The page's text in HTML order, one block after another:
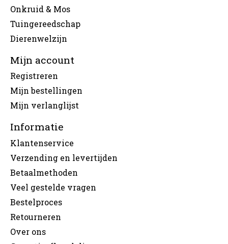
Onkruid & Mos
Tuingereedschap
Dierenwelzijn
Mijn account
Registreren
Mijn bestellingen
Mijn verlanglijst
Informatie
Klantenservice
Verzending en levertijden
Betaalmethoden
Veel gestelde vragen
Bestelproces
Retourneren
Over ons